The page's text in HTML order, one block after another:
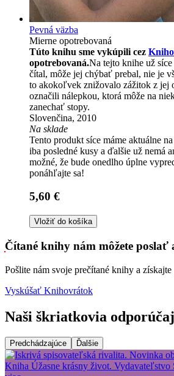
Pevná väzba
Mierne opotrebovaná
Túto knihu sme vykúpili cez
opotrebovaná.Na tejto knihe už
čítal, môže jej chýbať prebal, nie je
to akokoľvek znižovalo zážitok z jej
označili nálepkou, ktorá môže na
zanechať stopy.
Slovenčina, 2010
Na sklade
Tento produkt síce máme aktuálne
iba posledné kusy a ďalšie už nemá
možné, že bude onedlho úplne
ponáhľajte sa!
5,60 €
Vložiť do košíka
Čítané knihy nám môžete poslať
Pošlite nám svoje prečítané knihy a
Vyskúšať Knihovrátok
Naši škriatkovia
Predchádzajúce Ďalšie